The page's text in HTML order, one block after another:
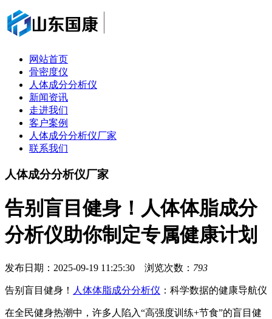
网站首页
骨密度仪
人体成分分析仪
新闻资讯
走进我们
客户案例
人体成分分析仪厂家
联系我们
人体成分分析仪厂家
告别盲目健身！人体体脂成分
分析仪助你制定专属健康计划
发布日期：2025-09-19 11:25:30 浏览次数： 793
告别盲目健身！ 人体体脂成分分析仪 ：科学数据的健康导航仪
在全民健身热潮中，许多人陷入“高强度训练+节食”的盲目健